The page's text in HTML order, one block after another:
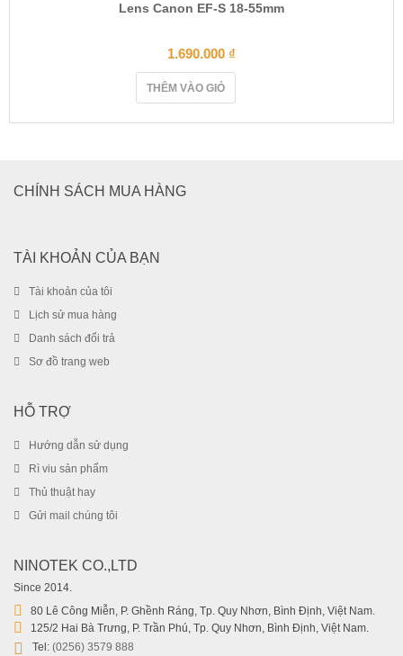
Lens Canon EF-S 18-55mm
1.690.000 ₫
THÊM VÀO GIỎ
CHÍNH SÁCH MUA HÀNG
TÀI KHOẢN CỦA BẠN
Tài khoản của tôi
Lịch sử mua hàng
Danh sách đổi trả
Sơ đồ trang web
HỖ TRỢ
Hướng dẫn sử dụng
Rì viu sản phẩm
Thủ thuật hay
Gửi mail chúng tôi
NINOTEK CO.,LTD
Since 2014.
80 Lê Công Miễn, P. Ghềnh Ráng, Tp. Quy Nhơn, Bình Định, Việt Nam.
125/2 Hai Bà Trưng, P. Trần Phú, Tp. Quy Nhơn, Bình Định, Việt Nam.
Tel: (0256) 3579 888